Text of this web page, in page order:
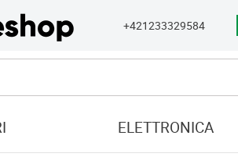
+421233329584
ELETTRONICA